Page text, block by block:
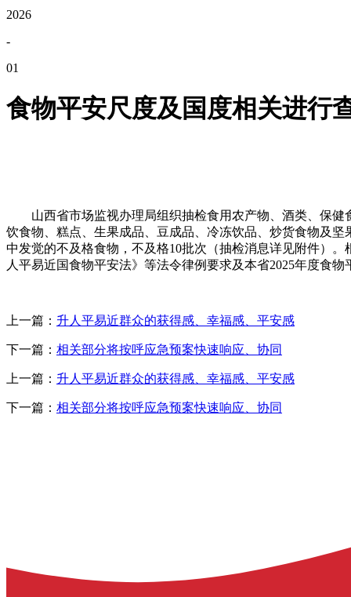
2026
-
01
食物平安尺度及国度相关进行
山西省市场监视办理局组织抽检食用农产物、酒类、保健
饮食物、糕点、生果成品、豆成品、冷冻饮品、炒货食物及
中发觉的不及格食物，不及格10批次（抽检消息详见附件）
人平易近国食物平安法》等法令律例要求及本省2025年度食
上一篇： 升人平易近群众的获得感、幸福感、平安感
下一篇： 相关部分将按呼应急预案快速响应、协同
上一篇： 升人平易近群众的获得感、幸福感、平安感
下一篇： 相关部分将按呼应急预案快速响应、协同